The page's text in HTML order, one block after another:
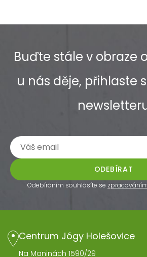
Buďte stále v obraze
u nás děje, přihlaste
ODEBÍRAT
Odebíráním souhlásíte se
Centrum Jógy Holešovice
Na Maninách 1590/29